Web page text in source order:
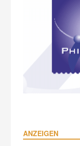
ANZEIGEN